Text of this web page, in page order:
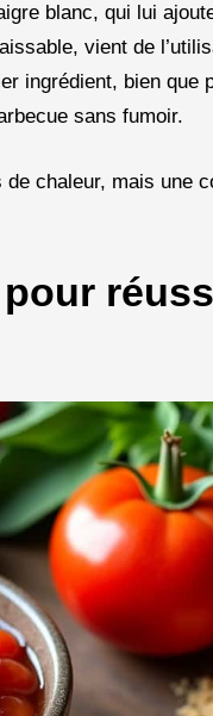
blanc, qui lui
vient de
ingrédient, bien
sans fumoir.
chaleur, mais une